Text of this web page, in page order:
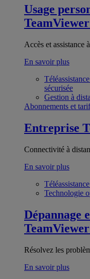
Usage
Accès et assistance
En savoir plus
Téléassistance
sécurisée
Gestion à
Abonnements et
Entreprise
Connectivité à
En savoir plus
Technologie
Dépannage
Résolvez les
En savoir plus